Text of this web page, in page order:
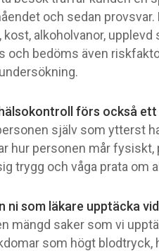
och sedan
kost, alkoholvanor,
och bedöms även
förs också
själv som ytterst
hur personen mår
trygg och våga prata om
ni som läkare upptäcka
mängd saker som vi
som högt blodtryck,